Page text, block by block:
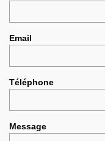
Email
Téléphone
Message